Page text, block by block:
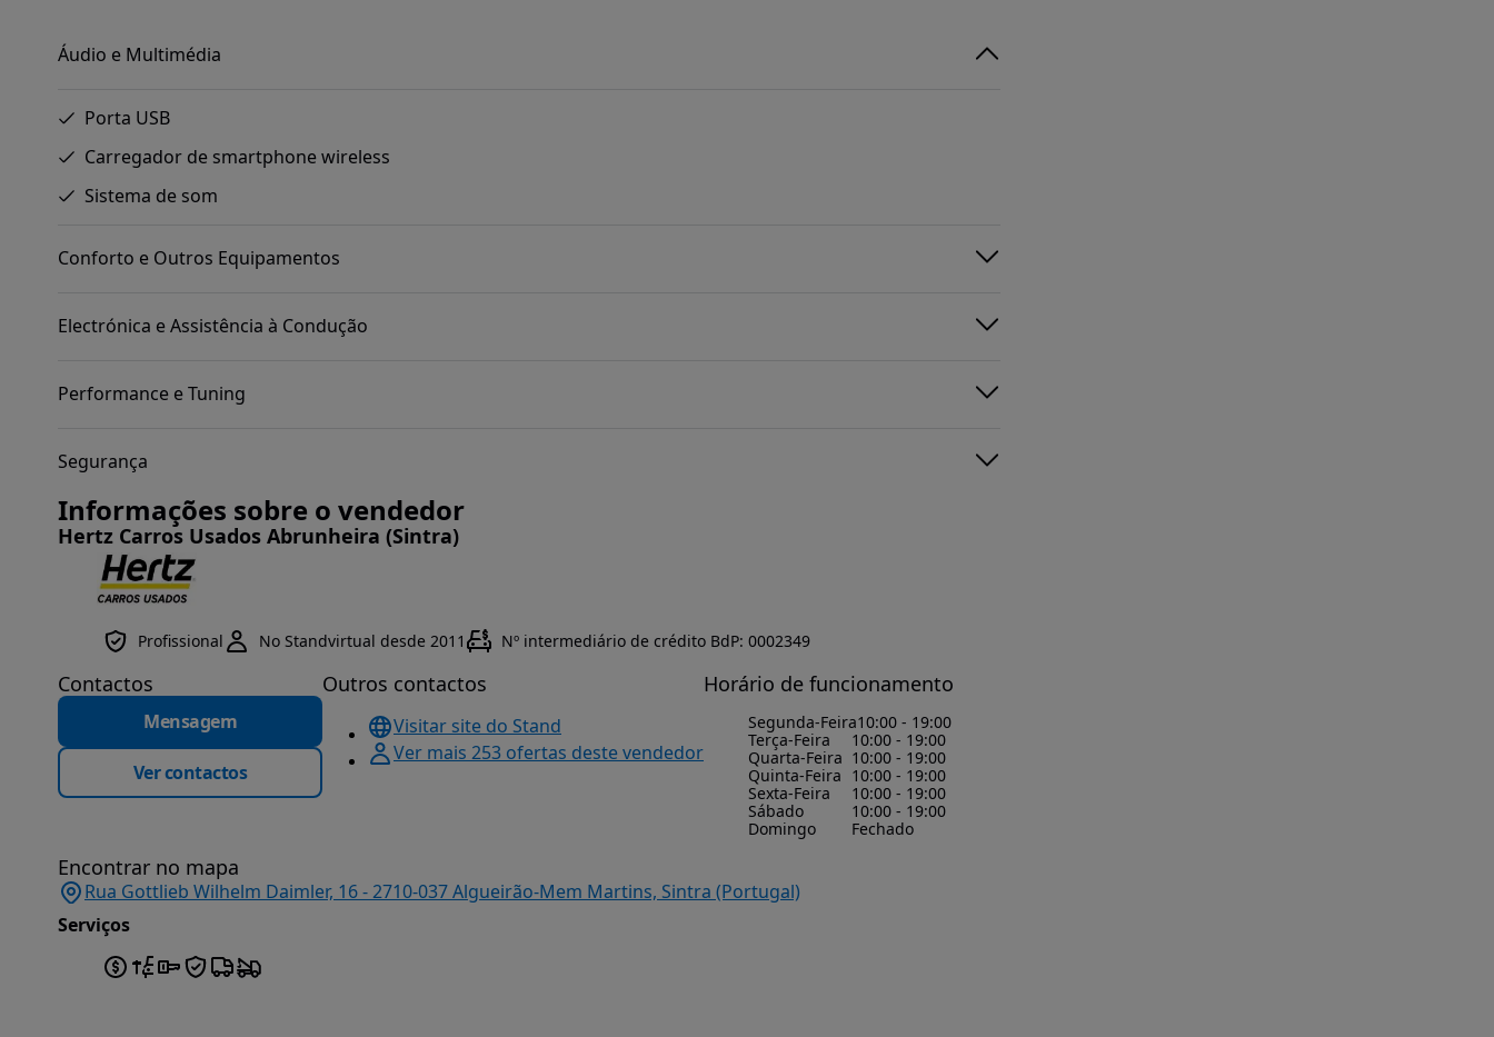
Áudio e Multimédia
Porta USB
Carregador de smartphone wireless
Sistema de som
Conforto e Outros Equipamentos
Electrónica e Assistência à Condução
Performance e Tuning
Segurança
Informações sobre o vendedor
Hertz Carros Usados Abrunheira (Sintra)
Profissional No Standvirtual desde 2011 Nº intermediário de crédito BdP: 0002349
Contactos
Mensagem
Ver contactos
Outros contactos
Visitar site do Stand
Ver mais 253 ofertas deste vendedor
Horário de funcionamento
Segunda-Feira10:00 - 19:00
Terça-Feira
10:00 - 19:00
Quarta-Feira 10:00 - 19:00
Quinta-Feira 10:00 - 19:00
Sexta-Feira
10:00 - 19:00
Sábado
10:00 - 19:00
Domingo
Fechado
Encontrar no mapa
Rua Gottlieb Wilhelm Daimler, 16 - 2710-037 Algueirão-Mem Martins, Sintra (Portugal)
Serviços